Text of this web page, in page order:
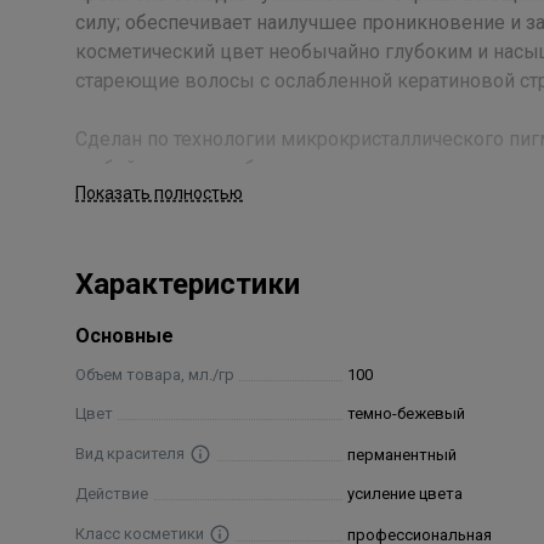
силу; обеспечивает наилучшее проникновение и
косметический цвет необычайно глубоким и
стареющие волосы с ослабленной кератиновой
Сделан по технологии микрокристаллического
меньший размер, чем обычный красящий пигмент
Применение
суперосветлителей 11-го ряда с окислителем
Состав
Аквазолф, миристый спирт, цейфариловый спирт,
кокамид мида, кокамидопропилбетаин,
Показать полностью
Характеристики
Основные
Объем товара, мл./гр 100
Цвет темно-бежевый
Вид красителя перманентный
Действие усиление цвета
Класс косметики профессиональная